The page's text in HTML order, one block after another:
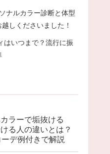
ナルカラー診断と体型
しくださいました！
はいつまで？流行に振
ラーで垢抜ける
る人の違いとは？
デ例付きで解説